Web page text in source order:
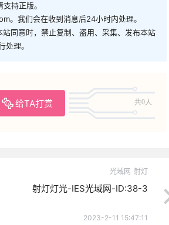
持正版。
。我们会在收到消息后24小时内处理。
同意时，禁止复制、盗用、采集、发布本站
理。
给TA打赏 共0人
光域网 射灯
射灯灯光-IES光域网-ID:38-3
2023-2-11 15:47:11